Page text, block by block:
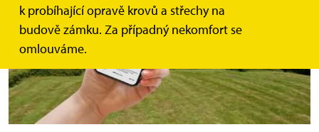
k probíhající opravě krovů a střechy na
budově zámku. Za případný nekomfort se
omlouváme.